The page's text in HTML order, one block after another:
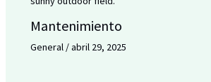
Mantenimiento
General/abril 29, 2025